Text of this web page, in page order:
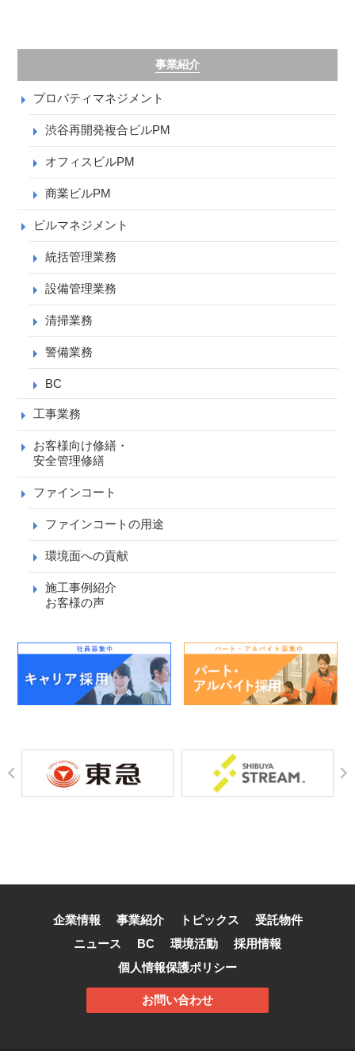
事業紹介
プロパティマネジメント
渋谷再開発複合ビルPM
オフィスビルPM
商業ビルPM
ビルマネジメント
統括管理業務
設備管理業務
清掃業務
警備業務
BC
工事業務
お客様向け修繕・
安全管理修繕
ファインコート
ファインコートの用途
環境面への貢献
施工事例紹介
お客様の声
企業情報 事業紹介 トピックス
受託物件
ニュース
BC 環境活動
採用情報
個人情報保護ポリシー
お問い合わせ